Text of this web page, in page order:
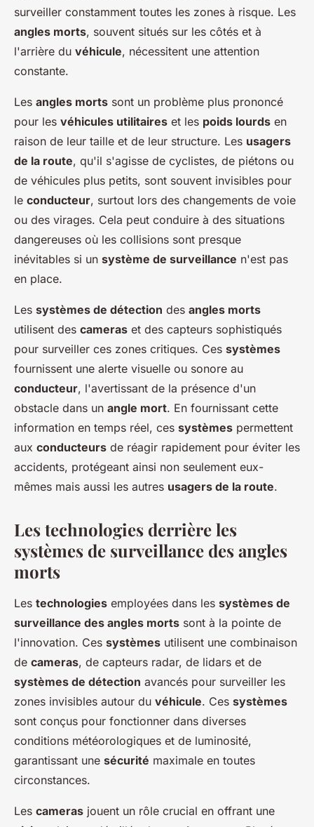
surveiller constamment toutes les zones à risque. Les
angles morts, souvent situés sur les côtés et à
l'arrière du véhicule, nécessitent une attention
constante.
Les angles morts sont un problème plus prononcé
pour les véhicules utilitaires et les poids lourds en
raison de leur taille et de leur structure. Les usagers
de la route, qu'il s'agisse de cyclistes, de piétons ou
de véhicules plus petits, sont souvent invisibles pour
le conducteur, surtout lors des changements de voie
ou des virages. Cela peut conduire à des situations
dangereuses où les collisions sont presque
inévitables si un système de surveillance n'est pas
en place.
Les systèmes de détection des angles morts
utilisent des cameras et des capteurs sophistiqués
pour surveiller ces zones critiques. Ces systèmes
fournissent une alerte visuelle ou sonore au
conducteur, l'avertissant de la présence d'un
obstacle dans un angle mort. En fournissant cette
information en temps réel, ces systèmes permettent
aux conducteurs de réagir rapidement pour éviter les
accidents, protégeant ainsi non seulement eux-
mêmes mais aussi les autres usagers de la route.
Les technologies derrière les
systèmes de surveillance des angles
morts
Les technologies employées dans les systèmes de
surveillance des angles morts sont à la pointe de
l'innovation. Ces systèmes utilisent une combinaison
de cameras, de capteurs radar, de lidars et de
systèmes de détection avancés pour surveiller les
zones invisibles autour du véhicule. Ces systèmes
sont conçus pour fonctionner dans diverses
conditions météorologiques et de luminosité,
garantissant une sécurité maximale en toutes
circonstances.
Les cameras jouent un rôle crucial en offrant une